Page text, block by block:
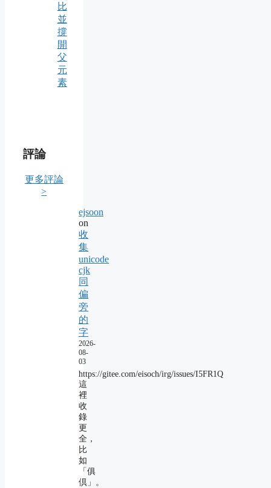
比
並
撐
開
父
元
素
評論
更多評論
>
ejsoon
on
收
集
unicode
cjk
同
偏
旁
的
字
2026-
08-
03
https://gitee.com/eisoch/irg/issues/I5FR1Q
這
裡
收
錄
更
全，
比
如
「俱
倶」。